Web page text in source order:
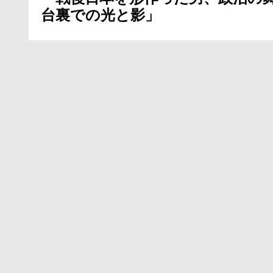
台裏での光と影」